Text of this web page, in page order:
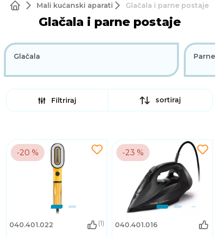
Mali kućanski aparati Glačala i parne postaje
Glačala i parne postaje
Glačala Parne
Filtriraj sortiraj
-20 %
040.401.022 (1)
-23 %
040.401.016